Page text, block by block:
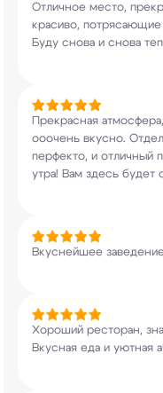
Отличное место,
красиво,
Буду снова и снова
Прекрасная
ооочень вкусно.
перфекто, и отличный
утра! Вам здесь будет
Вкуснейшее
Хороший ресторан,
Вкусная еда и уютная